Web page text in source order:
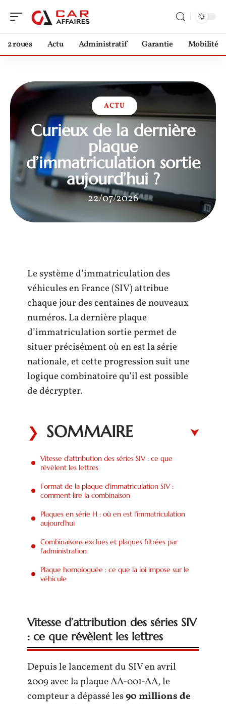
2 roues Actu Administratif Garantie Mobilité
ACTU
Curieux de la dernière
plaque
d’immatriculation sortie
aujourd’hui ?
22/07/2026
Le système d’immatriculation des
véhicules en France (SIV) attribue
chaque jour des centaines de nouveaux
numéros. La dernière plaque
d’immatriculation sortie permet de
situer précisément où en est la série
nationale, et cette progression suit une
logique combinatoire qu’il est possible
de décrypter.
SOMMAIRE
Vitesse d’attribution des séries SIV : ce que
révèlent les lettres
Format de la plaque d’immatriculation SIV :
comment lire la combinaison
Plaques en série H : où en est l’immatriculation
aujourd’hui
Combinaisons exclues et plaques filtrées par
l’administration
Plaque homologuée : ce que la loi impose sur le
véhicule
Vitesse d’attribution des séries SIV
: ce que révèlent les lettres
Depuis le lancement du SIV en avril
2009 avec la plaque AA-001-AA, le
compteur a dépassé les90 millions de